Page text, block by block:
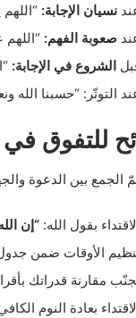
نسيان الإجابة:
صعوبة الفهم:
الشروع في الإجابة:
التوتّر: “حسبنا الله
للتفوق في
الجمع بين الدعوة
بقول الله: “إن
الأوقات ضمن
مقارنة قدراتك
بعادة النوم